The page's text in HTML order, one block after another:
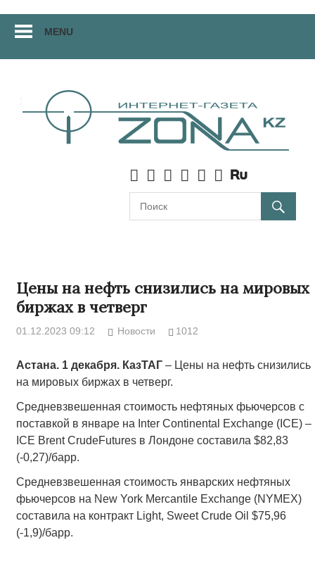
Перейти
материалам
MENU
Цены на нефть снизились на мировых
биржах в четверг
01.12.2023 09:12 Новости 1012
Астана. 1 декабря. КазТАГ– Цены на нефть снизились
на мировых биржах в четверг.
Средневзвешенная стоимость нефтяных фьючерсов с
поставкой в январе на Inter Continental Exchange (ICE) –
ICE Brent CrudeFutures в Лондоне составила $82,83
(-0,27)/барр.
Средневзвешенная стоимость январских нефтяных
фьючерсов на New York Mercantile Exchange (NYMEX)
составила на контракт Light, Sweet Crude Oil $75,96
(-1,9)/барр.